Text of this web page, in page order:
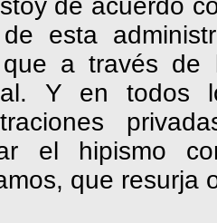
de acuerdo
esta
a través de
Y en todos
el hipismo
que resurja